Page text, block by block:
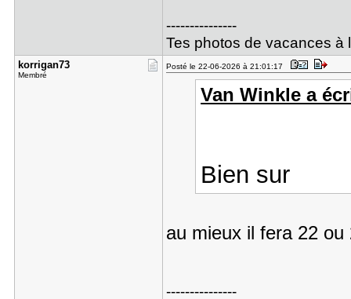
---------------
Tes photos de vacances à
korrigan73
Membré
Posté le 22-06-2026 à 21:01:17
Van Winkle a
Bien sur
au mieux il fera 22
---------------